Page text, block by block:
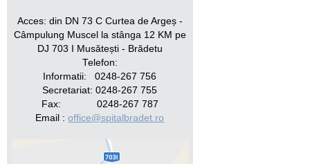
Acces: din DN 73 C Curtea de Argeș -
Câmpulung Muscel la stânga 12 KM pe
DJ 703 I Musătești - Brădetu
Telefon:
Informatii: 0248-267 756
Secretariat: 0248-267 755
Fax: 0248-267 787
Email :office@spitalbradet.ro